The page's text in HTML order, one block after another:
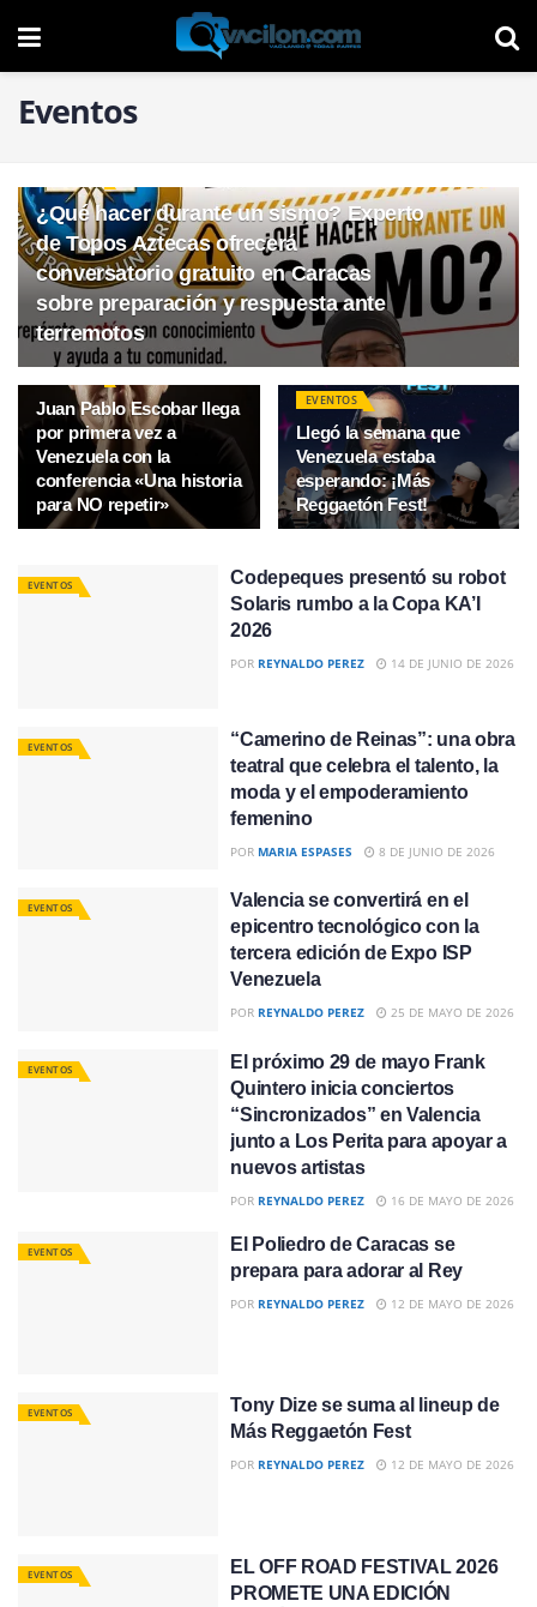
Eventos
¿Qué hacer durante un sismo? Experto
de Topos Aztecas ofrecerá
conversatorio gratuito en Caracas
sobre preparación y respuesta ante
terremotos
Juan Pablo Escobar llega
por primera vez a
Venezuela con la
conferencia «Una historia
para NO repetir»
EVENTOS
Llegó la semana que
Venezuela estaba
esperando: ¡Más
Reggaetón Fest!
EVENTOS
Codepeques presentó su robot
Solaris rumbo a la Copa KA’I
2026
POR REYNALDO PEREZ 14 DE JUNIO DE 2026
EVENTOS
“Camerino de Reinas”: una obra
teatral que celebra el talento, la
moda y el empoderamiento
femenino
POR MARIA ESPASES 8 DE JUNIO DE 2026
EVENTOS
Valencia se convertirá en el
epicentro tecnológico con la
tercera edición de Expo ISP
Venezuela
POR REYNALDO PEREZ 25 DE MAYO DE 2026
EVENTOS
El próximo 29 de mayo Frank
Quintero inicia conciertos
“Sincronizados” en Valencia
junto a Los Perita para apoyar a
nuevos artistas
POR REYNALDO PEREZ 16 DE MAYO DE 2026
EVENTOS
El Poliedro de Caracas se
prepara para adorar al Rey
POR REYNALDO PEREZ 12 DE MAYO DE 2026
EVENTOS
Tony Dize se suma al lineup de
Más Reggaetón Fest
POR REYNALDO PEREZ 12 DE MAYO DE 2026
EVENTOS
EL OFF ROAD FESTIVAL 2026
PROMETE UNA EDICIÓN